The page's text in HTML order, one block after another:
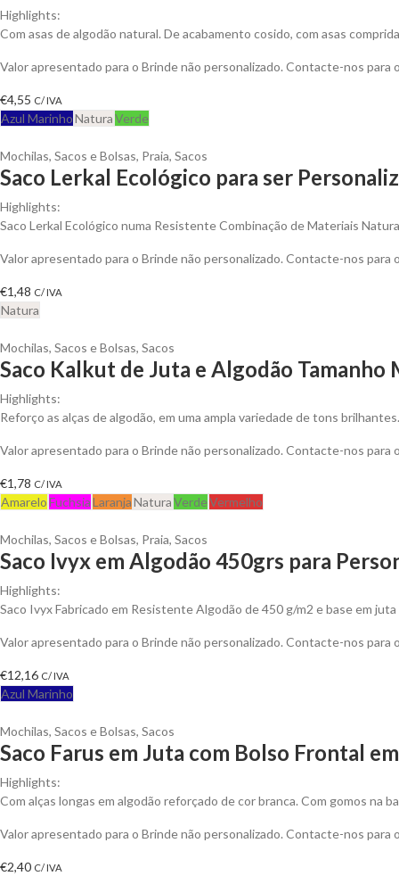
Highlights:
Com asas de algodão natural. De acabamento cosido, com asas
Valor apresentado para o Brinde não personalizado. Contacte-nos
€4,55 C/ IVA
Azul MarinhoNaturaVerde
Mochilas, Sacos e Bolsas, Praia, Sacos
Saco Lerkal Ecológico para ser
Highlights:
Saco Lerkal Ecológico numa Resistente Combinação de Materiais
Valor apresentado para o Brinde não personalizado. Contacte-nos
€1,48 C/ IVA
Natura
Mochilas, Sacos e Bolsas, Sacos
Saco Kalkut de Juta e Algodão Tamanho
Highlights:
Reforço as alças de algodão, em uma ampla variedade de tons
Valor apresentado para o Brinde não personalizado. Contacte-nos
€1,78 C/ IVA
AmareloFuchsiaLaranjaNaturaVerdeVermelho
Mochilas, Sacos e Bolsas, Praia, Sacos
Saco Ivyx em Algodão 450grs para
Highlights:
Saco Ivyx Fabricado em Resistente Algodão de 450 g/m2 e base em juta
Valor apresentado para o Brinde não personalizado. Contacte-nos
€12,16 C/ IVA
Azul Marinho
Mochilas, Sacos e Bolsas, Sacos
Saco Farus em Juta com Bolso Frontal
Highlights:
Com alças longas em algodão reforçado de cor branca. Com gomos na
Valor apresentado para o Brinde não personalizado. Contacte-nos
€2,40 C/ IVA